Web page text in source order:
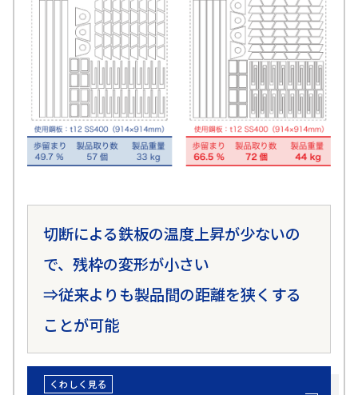
切断による鉄板の温度上昇が少ないの
で、残枠の変形が小さい
⇒従来よりも製品間の距離を狭くする
ことが可能